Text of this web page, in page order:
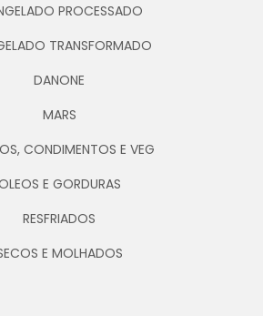
PROCESSADO
TRANSFORMADO
DANONE
MARS
CONDIMENTOS E VEG
E GORDURAS
RESFRIADOS
E MOLHADOS